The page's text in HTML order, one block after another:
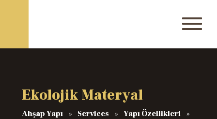
Ekolojik Materyal
Ahşap Yapı Services
Yapı Özellikleri